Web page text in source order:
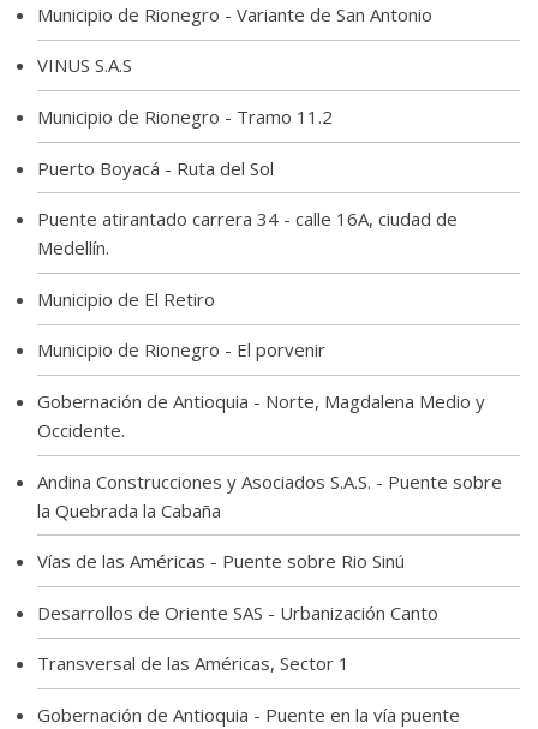
Municipio de Rionegro - Variante de San Antonio
VINUS S.A.S
Municipio de Rionegro - Tramo 11.2
Puerto Boyacá - Ruta del Sol
Puente atirantado carrera 34 - calle 16A, ciudad de
Medellín.
Municipio de El Retiro
Municipio de Rionegro - El porvenir
Gobernación de Antioquia - Norte, Magdalena Medio y
Occidente.
Andina Construcciones y Asociados S.A.S. - Puente sobre
la Quebrada la Cabaña
Vías de las Américas - Puente sobre Rio Sinú
Desarrollos de Oriente SAS - Urbanización Canto
Transversal de las Américas, Sector 1
Gobernación de Antioquia - Puente en la vía puente